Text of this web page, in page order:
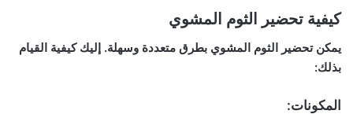
كيفية تحضير الثوم المشوي
يمكن تحضير الثوم المشوي بطرق متعددة وسهلة. إليك كيفية القيام
بذلك:
المكونات: